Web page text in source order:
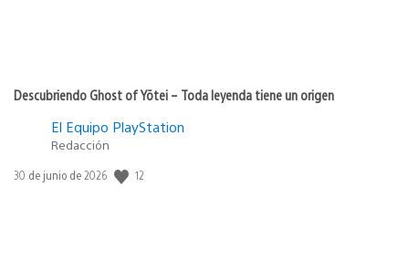
Descubriendo Ghost of Yōtei – Toda leyenda tiene un origen
El Equipo PlayStation
Redacción
Fecha
30 de junio de 2026 12